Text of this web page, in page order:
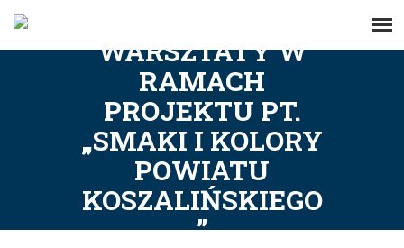
WARSZTATY W
RAMACH
PROJEKTU PT.
„SMAKI I KOLORY
POWIATU
KOSZALIŃSKIEGO
”